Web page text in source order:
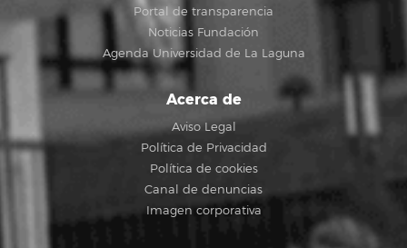
Portal de transparencia
Noticias Fundación
Agenda Universidad de La Laguna
Acerca de
Aviso Legal
Política de Privacidad
Política de cookies
Canal de denuncias
Imagen corporativa